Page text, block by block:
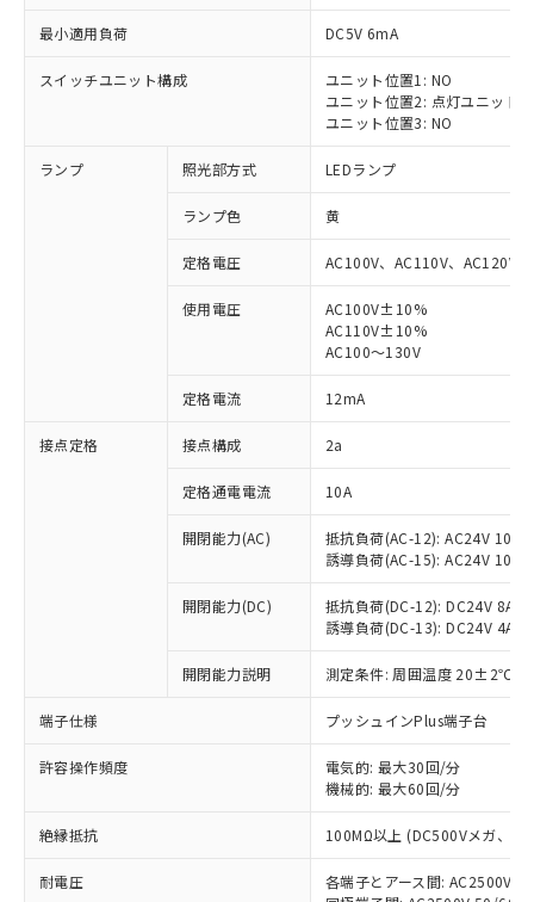
最小適用負荷 DC5V 6mA
スイッチユニット構成
ユニット位置1: NO
ユニット位置2: 点灯ユニット
ユニット位置3: NO
ランプ 照光部方式 LEDランプ
ランプ色 黄
定格電圧 AC100V、AC110V、AC120V
使用電圧
AC100V±10%
AC110V±10%
AC100～130V
定格電流 12mA
接点定格 接点構成 2a
定格通電電流 10A
開閉能力(AC)
抵抗負荷(AC-12): AC24V 10A/
誘導負荷(AC-15): AC24V
開閉能力(DC)
抵抗負荷(DC-12): DC24V 8A/
誘導負荷(DC-13): DC24V 4A/
開閉能力説明 測定条件: 周囲温度 20±2℃、
端子仕様 プッシュインPlus端子台
許容操作頻度
電気的: 最大30回/分
機械的: 最大60回/分
絶縁抵抗 100MΩ以上 (DC500Vメガ、点
耐電圧
各端子とアース間: AC2500V
ご利用条件
以下の条件をお読みいただき、同意のうえ
本サービスは、当社制御機器事業取扱
商品の当社在庫状況および標準価格
(税抜)を提供させていただくもので
当社制御機器事業取扱商品の中には、
本サービスの対象外となる商品もある
ことをご了承ください。
在庫状況および標準価格照会結果は、
記載している更新日時点での社内デー
タに基づき作成されるものであり、閲
準価格とは異なる場合があることをご
対応済み：EU RoHS指令（10物質）の
非含有に対応した製品が提供可能な商品で
対応予定：EU RoHS指令（10物質）の非含
有に対応した製品に切り替える予定のある
対応予定なし：EU RoHS指令（10物質）の
非含有に非対応の商品で、対応品を出す予
調査・確認中：EU RoHS指令（10物質）の
非含有の対応状況を調査中または確認中の
非該当品：ライセンス料など無形物で、有
害物質有無と関係のない商品です。
仕入先様の事情により、非含有部品として
いたものが、含有品と判明した場合などや
むを得ず変更することがあります。
*EU RoHS指令（10物質）：
鉛(Pb) 1000ppm以下、 水銀(Hg) 1000ppm以下、 カド
六価クロム(Cr(Ⅵ)) 1000ppm以下、ポリ臭化ビフェニル
「○」：最大均質材料含有率が中国RoHSの
基準値以下であることを示します。
「×」：最大均質材料含有率が中国RoHSの
基準値を超えていることを示します。
「－」：未確認です。当社販売部門へお問
当社は、これら貴社製品のうち、外国
為替および外国貿易法に定める商品
（以下｢規制貨物等」という）を輸出
または国外への提供する場合は、日本
国政府の輸出許可(または役務取引許
可)を取得するなどの必要な手続きを